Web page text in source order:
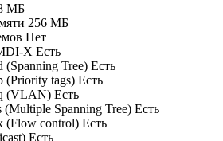
МБ
256 МБ
Нет
X Есть
Tree) Есть
(Priority tags) Есть
(VLAN) Есть
Spanning Tree) Есть
(Flow control) Есть
Есть